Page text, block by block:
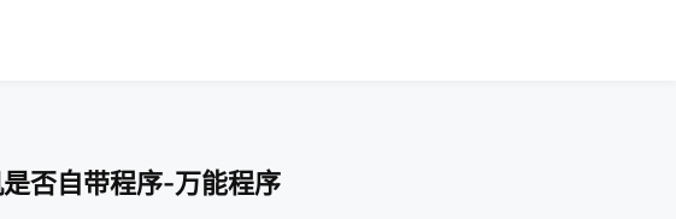
否自带程序-万能程序